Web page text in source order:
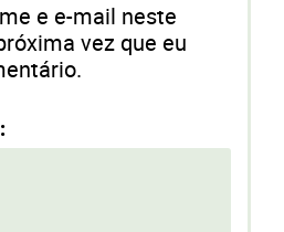
e e-mail neste
vez que eu